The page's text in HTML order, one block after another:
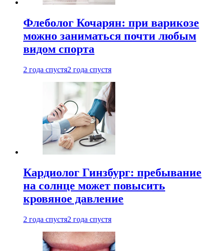
Флеболог Кочарян: при варикозе
можно заниматься почти любым
видом спорта
2 года спустя2 года спустя
Кардиолог Гинзбург: пребывание
на солнце может повысить
кровяное давление
2 года спустя2 года спустя